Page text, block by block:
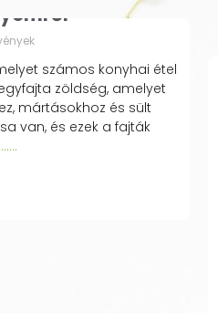
számos konyhai étel
zöldség, amelyet
mártásokhoz és sült
van, és ezek a fajták